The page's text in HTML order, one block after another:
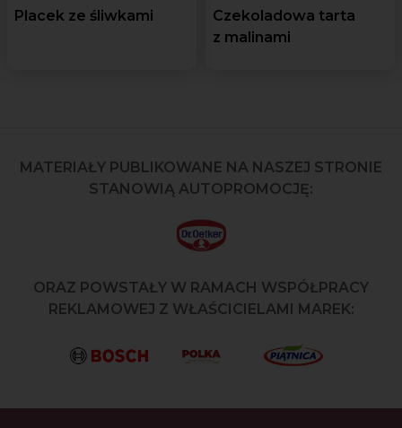
Placek ze śliwkami
Czekoladowa tarta
z malinami
MATERIAŁY PUBLIKOWANE NA NASZEJ STRONIE
STANOWIĄ AUTOPROMOCJĘ:
ORAZ POWSTAŁY W RAMACH WSPÓŁPRACY
REKLAMOWEJ Z WŁAŚCICIELAMI MAREK: